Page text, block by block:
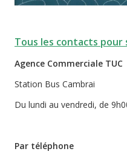
Tous les contacts pour
Agence Commerciale TUC
Station Bus Cambrai
Du lundi au vendredi, de
Par téléphone